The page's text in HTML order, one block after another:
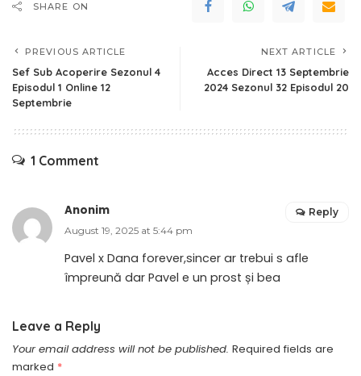
SHARE ON
PREVIOUS ARTICLE
Sef Sub Acoperire Sezonul 4
Episodul 1 Online 12
Septembrie
NEXT ARTICLE
Acces Direct 13 Septembrie
2024 Sezonul 32 Episodul 20
1 Comment
Anonim
August 19, 2025 at 5:44 pm
Pavel x Dana forever,sincer ar trebui s afle
împreună dar Pavel e un prost și bea
Reply
Leave a Reply
Your email address will not be published. Required fields are
marked *